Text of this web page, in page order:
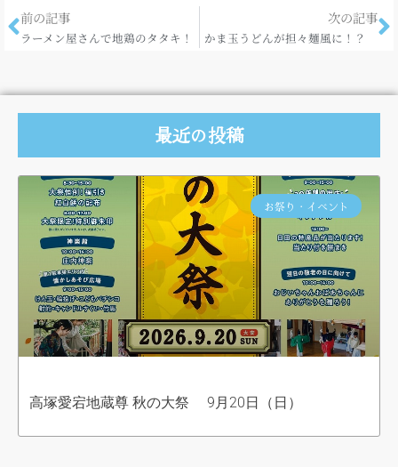
前の記事
ラーメン屋さんで地鶏のタタキ！
次の記事
かま玉うどんが担々麺風に！？
最近の投稿
お祭り・イベント
高塚愛宕地蔵尊 秋の大祭 9月20日（日）